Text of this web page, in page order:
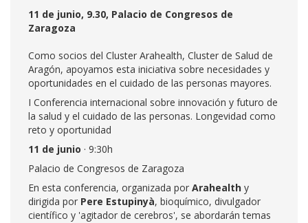
11 de junio, 9.30, Palacio de Congresos de
Zaragoza
Como socios del Cluster Arahealth, Cluster de Salud de
Aragón, apoyamos esta iniciativa sobre necesidades y
oportunidades en el cuidado de las personas mayores.
I Conferencia internacional sobre innovación y futuro de
la salud y el cuidado de las personas. Longevidad como
reto y oportunidad
11 de junio · 9:30h
Palacio de Congresos de Zaragoza
En esta conferencia, organizada por Arahealth y
dirigida por Pere Estupinyà, bioquímico, divulgador
científico y 'agitador de cerebros', se abordarán temas